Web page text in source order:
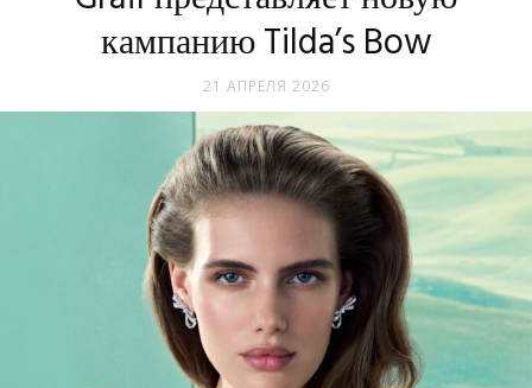
кампанию Tilda’s Bow
21 АПРЕЛЯ 2026